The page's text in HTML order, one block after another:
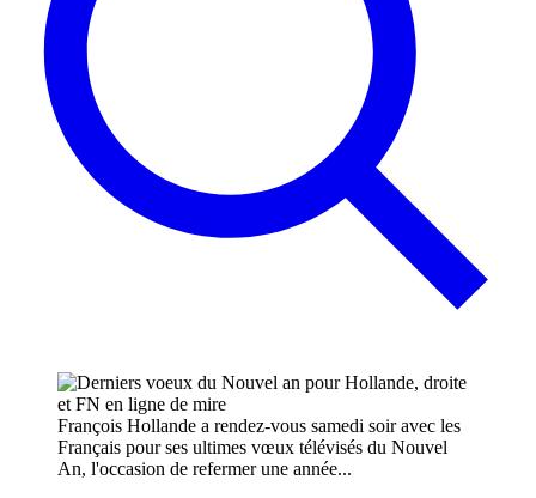
François Hollande a rendez-vous samedi soir avec les
Français pour ses ultimes vœux télévisés du Nouvel
An, l'occasion de refermer une année...